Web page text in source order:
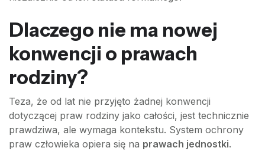
Dlaczego nie ma nowej
konwencji o prawach
rodziny?
Teza, że od lat nie przyjęto żadnej konwencji
dotyczącej praw rodziny jako całości, jest technicznie
prawdziwa, ale wymaga kontekstu. System ochrony
praw człowieka opiera się na prawach jednostki.